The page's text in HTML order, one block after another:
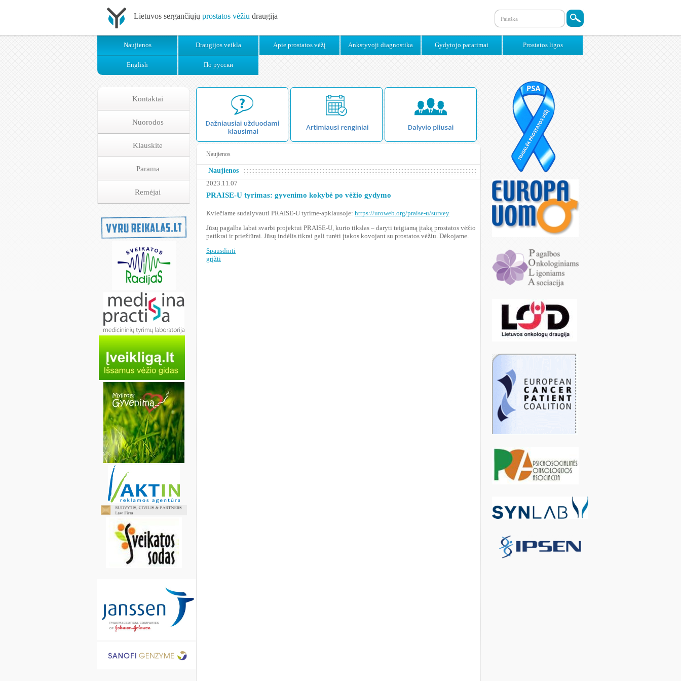
Lietuvos sergančiųjų prostatos vėžiu draugija
Naujienos Draugijos veikla Apie prostatos vėžį Ankstyvoji diagnostika Gydytojo patarimai Prostatos ligos
English По русски
Kontaktai
Nuorodos
Klauskite
Parama
Remėjai
Naujienos
Naujienos
2023.11.07
PRAISE-U tyrimas: gyvenimo kokybė po vėžio gydymo
Kviečiame sudalyvauti PRAISE-U tyrime-apklausoje: https://uroweb.org/praise-u/survey
Jūsų pagalba labai svarbi projektui PRAISE-U, kurio tikslas – daryti teigiamą įtaką prostatos vėžio
patikrai ir priežiūrai. Jūsų indėlis tikrai gali turėti įtakos kovojant su prostatos vėžiu. Dėkojame.
Spausdinti
grįžti